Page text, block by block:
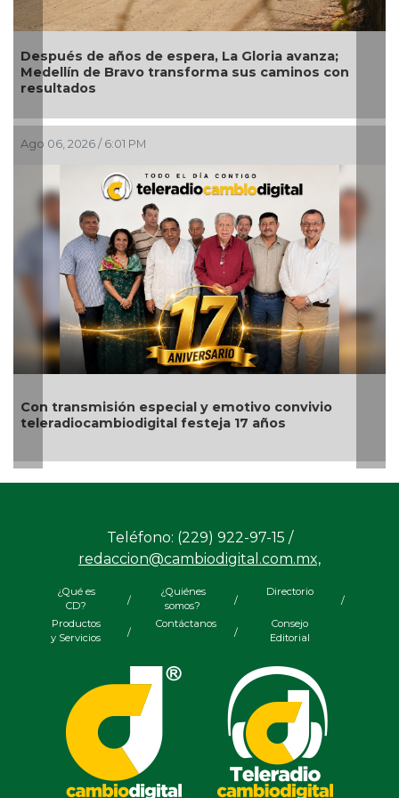
años de espera, La Gloria avanza;
Bravo transforma sus caminos con
/ 6:01 PM
especial y emotivo convivio
festeja 17 años
Garantiza
colonias de
Nahle
para
Teléfono: (229) 922-97-15 /
redaccion@cambiodigital.com.mx,
¿Qué es
CD?
/
¿Quiénes
somos?
/
Directorio
/
Productos
y Servicios
/
Contáctanos
/
Consejo
Editorial